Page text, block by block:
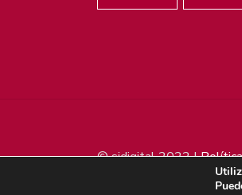
© sjdigital 2022 |